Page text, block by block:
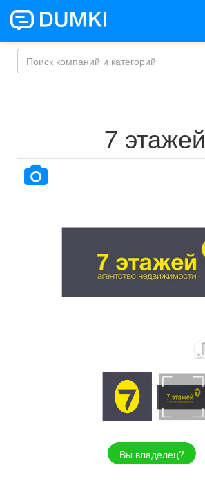
7 этажей
Вы владелец?